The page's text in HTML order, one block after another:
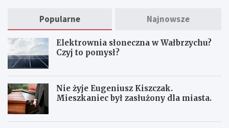
Popularne Najnowsze
Elektrownia słoneczna w Wałbrzychu?
Czyj to pomysł?
Nie żyje Eugeniusz Kiszczak.
Mieszkaniec był zasłużony dla miasta.